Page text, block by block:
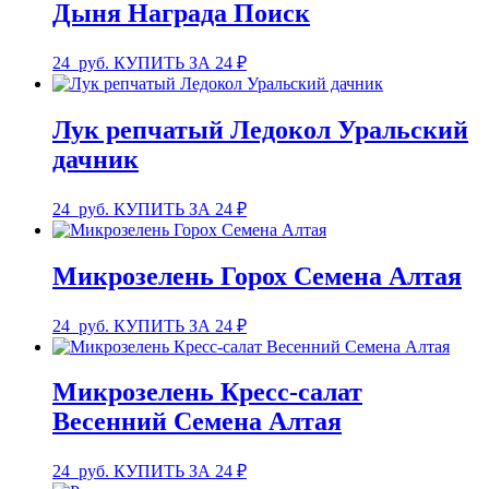
Дыня Награда Поиск
24 руб. КУПИТЬ ЗА 24 ₽
Лук репчатый Ледокол Уральский
дачник
24 руб. КУПИТЬ ЗА 24 ₽
Микрозелень Горох Семена Алтая
24 руб. КУПИТЬ ЗА 24 ₽
Микрозелень Кресс-салат
Весенний Семена Алтая
24 руб. КУПИТЬ ЗА 24 ₽